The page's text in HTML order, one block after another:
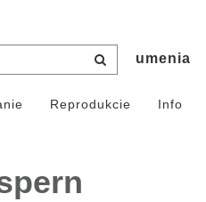
umenia
Reprodukcie Info